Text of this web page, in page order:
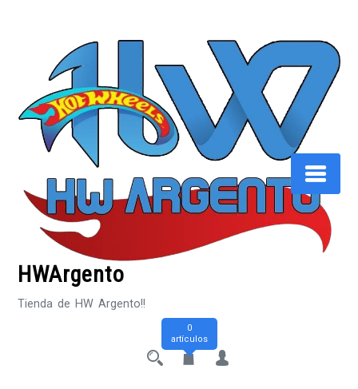
HWArgento
Tienda de HW Argento!!
0
artículos